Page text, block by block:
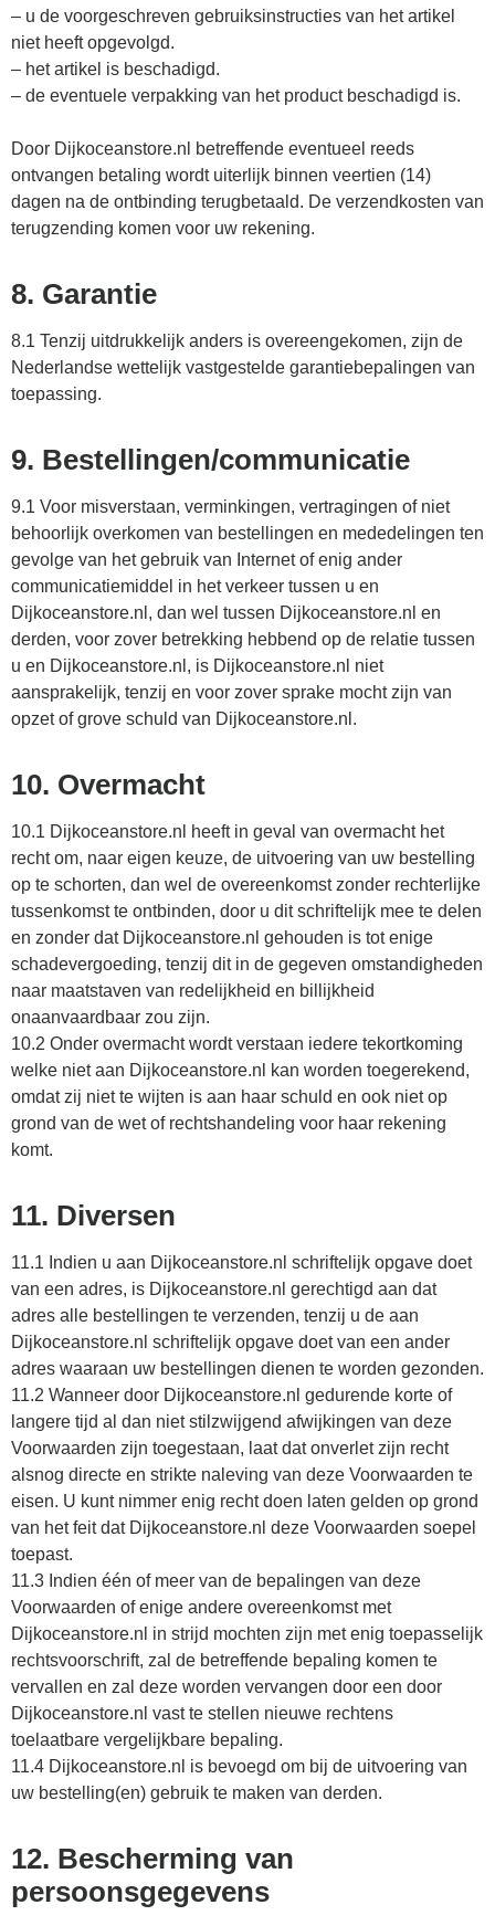
– u de voorgeschreven gebruiksinstructies van het artikel
niet heeft opgevolgd.
– het artikel is beschadigd.
– de eventuele verpakking van het product beschadigd is.
Door Dijkoceanstore.nl betreffende eventueel reeds
ontvangen betaling wordt uiterlijk binnen veertien (14)
dagen na de ontbinding terugbetaald. De verzendkosten van
terugzending komen voor uw rekening.
8. Garantie
8.1 Tenzij uitdrukkelijk anders is overeengekomen, zijn de
Nederlandse wettelijk vastgestelde garantiebepalingen van
toepassing.
9. Bestellingen/communicatie
9.1 Voor misverstaan, verminkingen, vertragingen of niet
behoorlijk overkomen van bestellingen en mededelingen ten
gevolge van het gebruik van Internet of enig ander
communicatiemiddel in het verkeer tussen u en
Dijkoceanstore.nl, dan wel tussen Dijkoceanstore.nl en
derden, voor zover betrekking hebbend op de relatie tussen
u en Dijkoceanstore.nl, is Dijkoceanstore.nl niet
aansprakelijk, tenzij en voor zover sprake mocht zijn van
opzet of grove schuld van Dijkoceanstore.nl.
10. Overmacht
10.1 Dijkoceanstore.nl heeft in geval van overmacht het
recht om, naar eigen keuze, de uitvoering van uw bestelling
op te schorten, dan wel de overeenkomst zonder rechterlijke
tussenkomst te ontbinden, door u dit schriftelijk mee te delen
en zonder dat Dijkoceanstore.nl gehouden is tot enige
schadevergoeding, tenzij dit in de gegeven omstandigheden
naar maatstaven van redelijkheid en billijkheid
onaanvaardbaar zou zijn.
10.2 Onder overmacht wordt verstaan iedere tekortkoming
welke niet aan Dijkoceanstore.nl kan worden toegerekend,
omdat zij niet te wijten is aan haar schuld en ook niet op
grond van de wet of rechtshandeling voor haar rekening
komt.
11. Diversen
11.1 Indien u aan Dijkoceanstore.nl schriftelijk opgave doet
van een adres, is Dijkoceanstore.nl gerechtigd aan dat
adres alle bestellingen te verzenden, tenzij u de aan
Dijkoceanstore.nl schriftelijk opgave doet van een ander
adres waaraan uw bestellingen dienen te worden gezonden.
11.2 Wanneer door Dijkoceanstore.nl gedurende korte of
langere tijd al dan niet stilzwijgend afwijkingen van deze
Voorwaarden zijn toegestaan, laat dat onverlet zijn recht
alsnog directe en strikte naleving van deze Voorwaarden te
eisen. U kunt nimmer enig recht doen laten gelden op grond
van het feit dat Dijkoceanstore.nl deze Voorwaarden soepel
toepast.
11.3 Indien één of meer van de bepalingen van deze
Voorwaarden of enige andere overeenkomst met
Dijkoceanstore.nl in strijd mochten zijn met enig toepasselijk
rechtsvoorschrift, zal de betreffende bepaling komen te
vervallen en zal deze worden vervangen door een door
Dijkoceanstore.nl vast te stellen nieuwe rechtens
toelaatbare vergelijkbare bepaling.
11.4 Dijkoceanstore.nl is bevoegd om bij de uitvoering van
uw bestelling(en) gebruik te maken van derden.
12. Bescherming van
persoonsgegevens